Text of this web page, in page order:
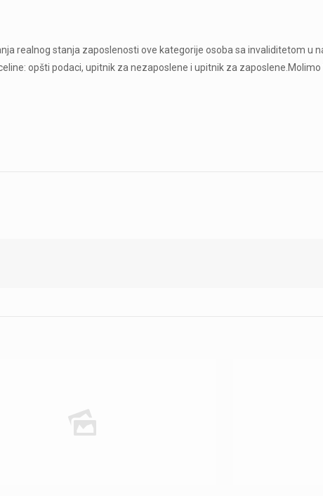
realnog stanja zaposlenosti ove kategorije osoba sa invaliditetom u
opšti podaci, upitnik za nezaposlene i upitnik za